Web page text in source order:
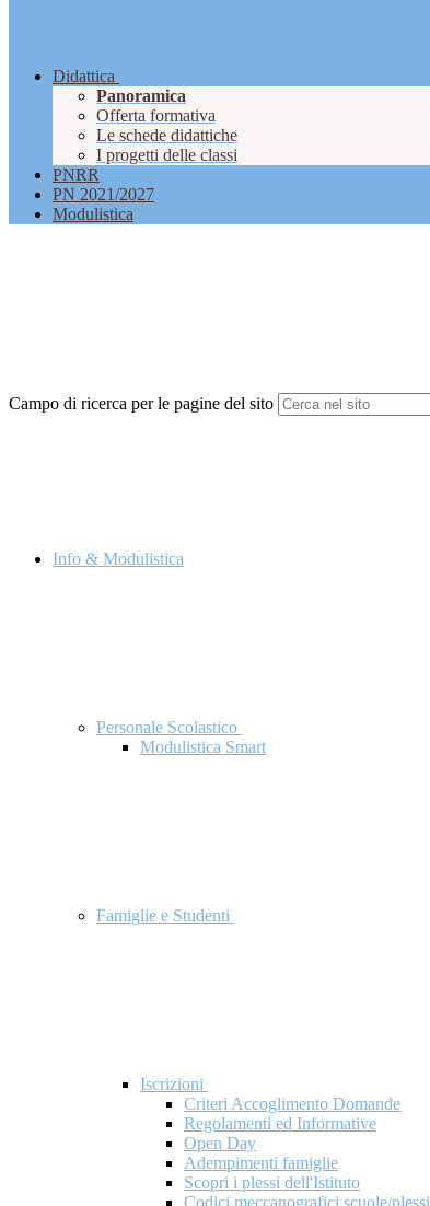
Didattica
Panoramica
Offerta formativa
Le schede didattiche
I progetti delle classi
PNRR
PN 2021/2027
Modulistica
Campo di ricerca per le pagine del sito
Info & Modulistica
Personale Scolastico
Modulistica Smart
Famiglie e Studenti
Iscrizioni
Criteri Accoglimento Domande
Regolamenti ed Informative
Open Day
Adempimenti famiglie
Scopri i plessi dell'Istituto